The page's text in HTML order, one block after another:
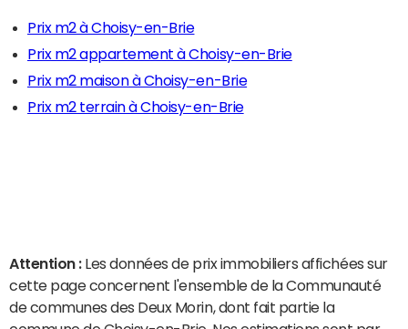
Prix m2 à Choisy-en-Brie
Prix m2 appartement à Choisy-en-Brie
Prix m2 maison à Choisy-en-Brie
Prix m2 terrain à Choisy-en-Brie
Attention : Les données de prix immobiliers affichées sur
cette page concernent l'ensemble de la Communauté
de communes des Deux Morin, dont fait partie la